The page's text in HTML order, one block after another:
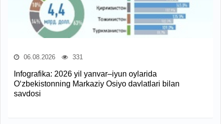
06.08.2026 331
Infografika: 2026 yil yanvar–iyun oylarida
O‘zbekistonning Markaziy Osiyo davlatlari bilan
savdosi